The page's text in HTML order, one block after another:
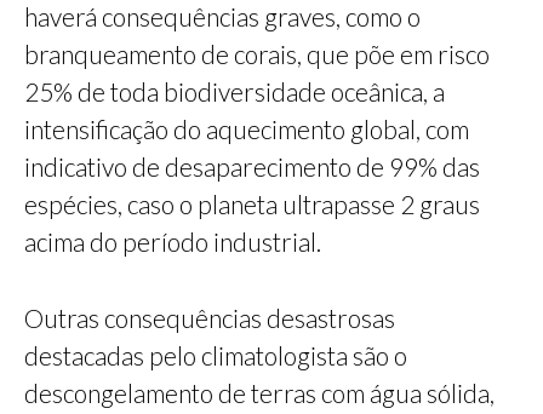
haverá consequências graves, como o
branqueamento de corais, que põe em risco
25% de toda biodiversidade oceânica, a
intensificação do aquecimento global, com
indicativo de desaparecimento de 99% das
espécies, caso o planeta ultrapasse 2 graus
acima do período industrial.
Outras consequências desastrosas
destacadas pelo climatologista são o
descongelamento de terras com água sólida,